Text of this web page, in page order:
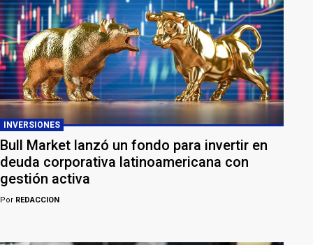
INVERSIONES
Bull Market lanzó un fondo para invertir en
deuda corporativa latinoamericana con
gestión activa
Por REDACCION